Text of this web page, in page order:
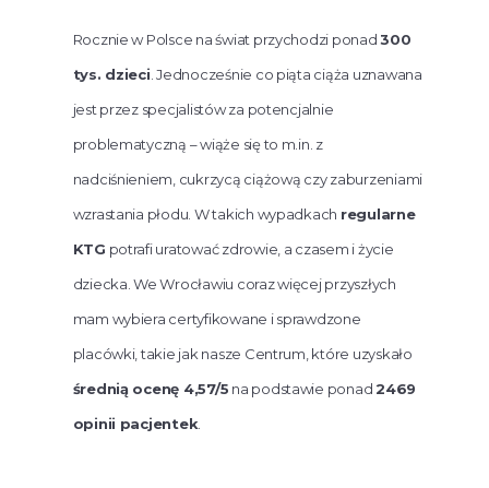
Rocznie w Polsce na świat przychodzi ponad300
tys. dzieci . Jednocześnie co piąta ciąża uznawana
jest przez specjalistów za potencjalnie
problematyczną – wiąże się to m.in. z
nadciśnieniem, cukrzycą ciążową czy zaburzeniami
wzrastania płodu. W takich wypadkach regularne
KTG potrafi uratować zdrowie, a czasem i życie
dziecka. We Wrocławiu coraz więcej przyszłych
mam wybiera certyfikowane i sprawdzone
placówki, takie jak nasze Centrum, które uzyskało
średnią ocenę 4,57/5 na podstawie ponad2469
opinii pacjentek